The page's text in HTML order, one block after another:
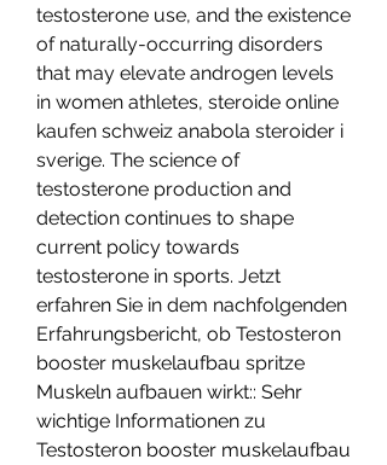
testosterone use, and the existence
of naturally-occurring disorders
that may elevate androgen levels
in women athletes, steroide online
kaufen schweiz anabola steroider i
sverige. The science of
testosterone production and
detection continues to shape
current policy towards
testosterone in sports. Jetzt
erfahren Sie in dem nachfolgenden
Erfahrungsbericht, ob Testosteron
booster muskelaufbau spritze
Muskeln aufbauen wirkt:: Sehr
wichtige Informationen zu
Testosteron booster muskelaufbau